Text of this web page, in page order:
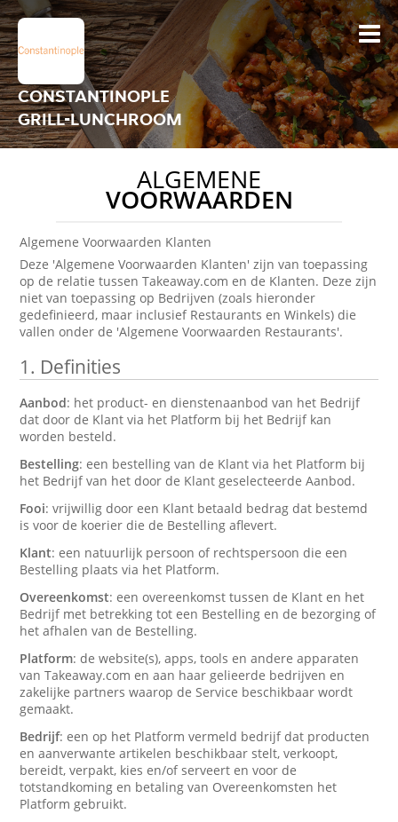
CONSTANTINOPLE
GRILL-LUNCHROOM
ALGEMENE
VOORWAARDEN
Algemene Voorwaarden Klanten
Deze 'Algemene Voorwaarden Klanten' zijn van toepassing
op de relatie tussen Takeaway.com en de Klanten. Deze zijn
niet van toepassing op Bedrijven (zoals hieronder
gedefinieerd, maar inclusief Restaurants en Winkels) die
vallen onder de 'Algemene Voorwaarden Restaurants'.
1. Definities
Aanbod: het product- en dienstenaanbod van het Bedrijf
dat door de Klant via het Platform bij het Bedrijf kan
worden besteld.
Bestelling: een bestelling van de Klant via het Platform bij
het Bedrijf van het door de Klant geselecteerde Aanbod.
Fooi: vrijwillig door een Klant betaald bedrag dat bestemd
is voor de koerier die de Bestelling aflevert.
Klant: een natuurlijk persoon of rechtspersoon die een
Bestelling plaats via het Platform.
Overeenkomst: een overeenkomst tussen de Klant en het
Bedrijf met betrekking tot een Bestelling en de bezorging of
het afhalen van de Bestelling.
Platform: de website(s), apps, tools en andere apparaten
van Takeaway.com en aan haar gelieerde bedrijven en
zakelijke partners waarop de Service beschikbaar wordt
gemaakt.
Bedrijf: een op het Platform vermeld bedrijf dat producten
en aanverwante artikelen beschikbaar stelt, verkoopt,
bereidt, verpakt, kies en/of serveert en voor de
totstandkoming en betaling van Overeenkomsten het
Platform gebruikt.